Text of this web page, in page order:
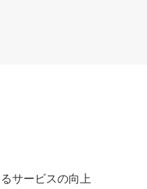
サービスの向上